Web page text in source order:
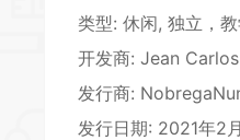
类型: 休闲, 独立，
开发商: Jean
发行商:
发行日期: 2021年2